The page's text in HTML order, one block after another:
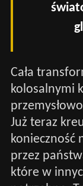
Cała
kolosalnymi
Już teraz
konieczność
przez
które w